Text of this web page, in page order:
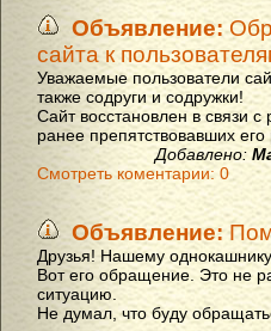
Объявление:
сайта к
Уважаемые пользователи
также содруги и содружки!
Сайт восстановлен в связи
ранее препятствовавших
Добавлено:
Смотреть коментарии: 0
Объявление:
Друзья! Нашему
Вот его обращение. Это не
ситуацию.
Не думал, что буду